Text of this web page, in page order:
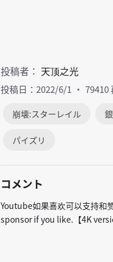
投稿者： 天顶之光
投稿日：2022/6/1 79410
崩壊:スターレイル
パイズリ
コメント
Youtube如果喜欢可以支持和
sponsor if you like.【4K